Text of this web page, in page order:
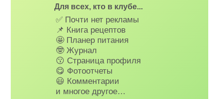
Для всех, кто в клубе...
✅ Почти нет рекламы
📌 Книга рецептов
🤩 Планер питания
🤓 Журнал
😗 Страница профиля
😋 Фотоотчеты
😃 Комментарии
и многое другое…